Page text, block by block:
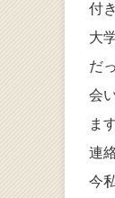
付
大
だ
会
ま
連
今